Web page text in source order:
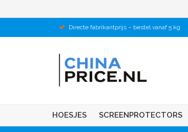
Directe fabrikantprijs – bestel vanaf 5 kg
HOESJES SCREENPROTECTORS